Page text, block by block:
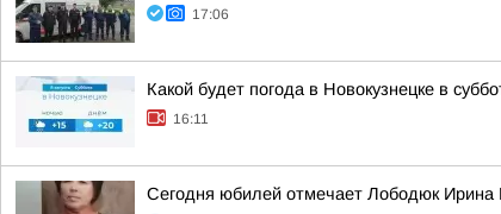
17:06
Какой будет погода в Новокузнецке в
16:11
Сегодня юбилей отмечает Лободюк